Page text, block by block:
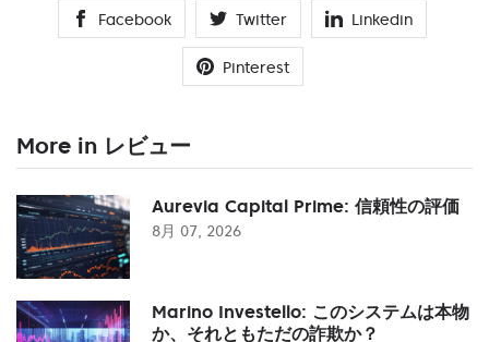
Facebook Twitter Linkedin
Pinterest
More in レビュー
Aurevia Capital Prime: 信頼性の評価
8月 07, 2026
Marino Investello: このシステムは本物
か、それともただの詐欺か？